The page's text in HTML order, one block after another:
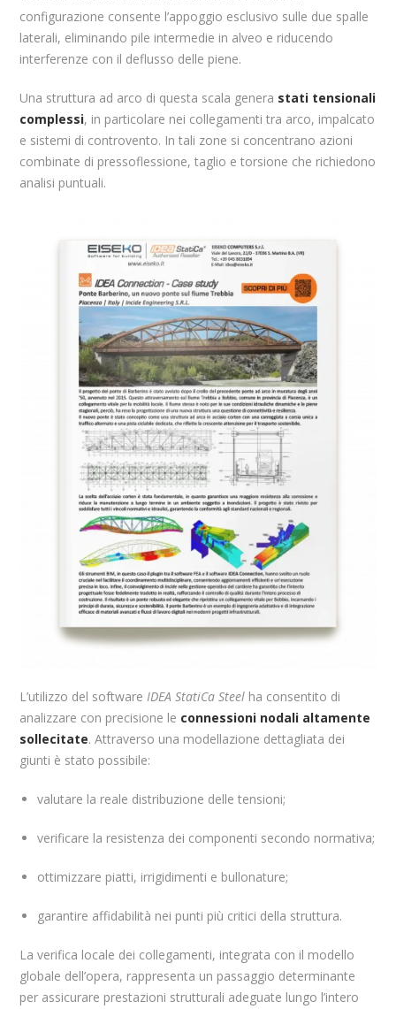
configurazione consente l’appoggio esclusivo sulle due spalle
laterali, eliminando pile intermedie in alveo e riducendo
interferenze con il deflusso delle piene.
Una struttura ad arco di questa scala genera stati tensionali
complessi, in particolare nei collegamenti tra arco, impalcato
e sistemi di controvento. In tali zone si concentrano azioni
combinate di pressoflessione, taglio e torsione che richiedono
analisi puntuali.
L’utilizzo del softwareIDEA StatiCa Steel ha consentito di
analizzare con precisione le connessioni nodali altamente
sollecitate. Attraverso una modellazione dettagliata dei
giunti è stato possibile:
valutare la reale distribuzione delle tensioni;
verificare la resistenza dei componenti secondo normativa;
ottimizzare piatti, irrigidimenti e bullonature;
garantire affidabilità nei punti più critici della struttura.
La verifica locale dei collegamenti, integrata con il modello
globale dell’opera, rappresenta un passaggio determinante
per assicurare prestazioni strutturali adeguate lungo l’intero